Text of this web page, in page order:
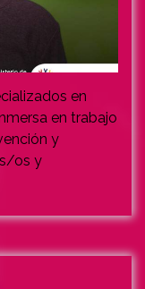
en
en trabajo
y
os y